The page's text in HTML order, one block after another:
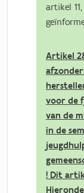
artikel
Artikel
voor de
van de
in de
! Dit